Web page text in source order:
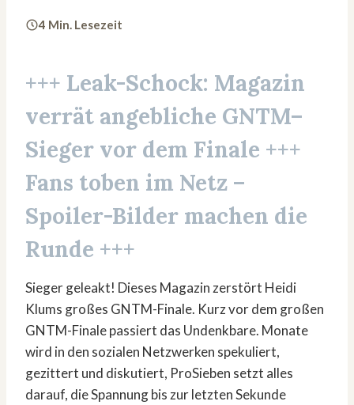
4 Min. Lesezeit
+++ Leak-Schock: Magazin
verrät angebliche GNTM–
Sieger vor dem Finale +++
Fans toben im Netz –
Spoiler-Bilder machen die
Runde +++
Sieger geleakt! Dieses Magazin zerstört Heidi
Klums großes GNTM-Finale. Kurz vor dem großen
GNTM-Finale passiert das Undenkbare. Monate
wird in den sozialen Netzwerken spekuliert,
gezittert und diskutiert, ProSieben setzt alles
darauf, die Spannung bis zur letzten Sekunde